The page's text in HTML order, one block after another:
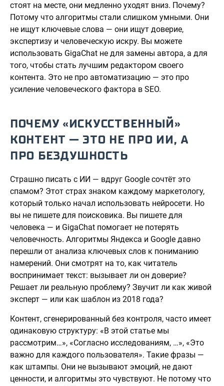
стоят на месте, они медленно уходят вниз. Почему?
Потому что алгоритмы стали слишком умными. Они
не ищут ключевые слова — они ищут доверие,
экспертизу и человеческую искру. Вы можете
использовать GigaChat не для замены автора, а для
того, чтобы стать лучшим редактором своего
контента. Это не про автоматизацию — это про
усиление человеческого фактора в SEO.
ПОЧЕМУ «ИСКУССТВЕННЫЙ»
КОНТЕНТ — ЭТО НЕ ПРО ИИ, А
ПРО БЕЗДУШНОСТЬ
Страшно писать с ИИ — вдруг Google сочтёт это
спамом? Этот страх знаком каждому маркетологу,
который только начал использовать нейросети. Но
вы не пишете для поисковика. Вы пишете для
человека — и GigaChat помогает не потерять
человечность. Алгоритмы Яндекса и Google давно
перешли от анализа ключевых слов к пониманию
намерений. Они смотрят на то, как читатель
воспринимает текст: вызывает ли он доверие?
Решает ли реальную проблему? Звучит ли как живой
эксперт — или как шаблон из 2018 года?
Контент, сгенерированный без контроля, часто имеет
одинаковую структуру: «В этой статье мы
рассмотрим…», «Согласно исследованиям, …», «Это
важно для каждого пользователя». Такие фразы —
как штампы. Они не вызывают эмоций, не дают
ценности, и алгоритмы это чувствуют. Не потому что